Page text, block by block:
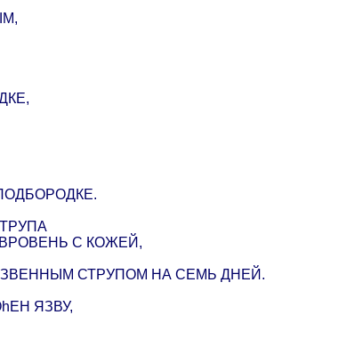
С КОЖЕЙ,
СТРУПОМ НА СЕМЬ ДНЕЙ.
ЯЗВУ,